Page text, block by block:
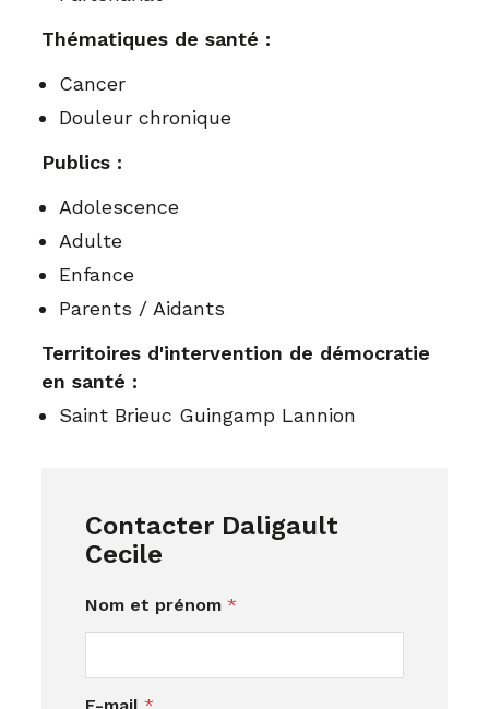
Thématiques de santé :
Cancer
Douleur chronique
Publics :
Adolescence
Adulte
Enfance
Parents / Aidants
Territoires d'intervention de démocratie
en santé :
Saint Brieuc Guingamp Lannion
Contacter Daligault
Cecile
Nom et prénom *